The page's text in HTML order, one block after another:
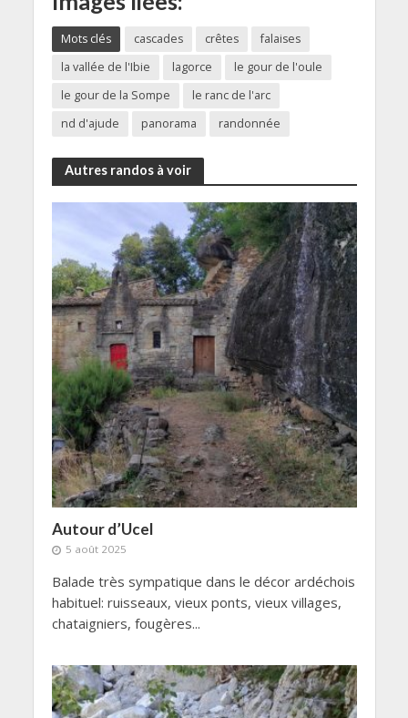
Mots clés cascades crêtes
falaises
la vallée de l'Ibie
lagorce
le gour de l'oule
le gour de la Sompe
le ranc de l'arc
nd d'ajude
panorama randonnée
Autres randos à voir
Autour d’Ucel
5 août 2025
Balade très sympatique dans le décor ardéchois
habituel: ruisseaux, vieux ponts, vieux villages,
chataigniers, fougères...